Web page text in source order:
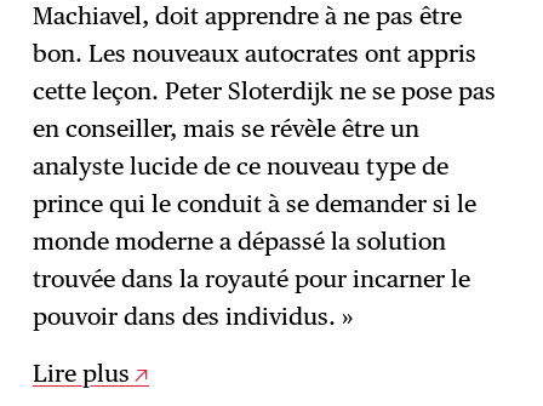
Machiavel, doit apprendre à ne pas être
bon. Les nouveaux autocrates ont appris
cette leçon. Peter Sloterdijk ne se pose pas
en conseiller, mais se révèle être un
analyste lucide de ce nouveau type de
prince qui le conduit à se demander si le
monde moderne a dépassé la solution
trouvée dans la royauté pour incarner le
pouvoir dans des individus. »
Lire plus